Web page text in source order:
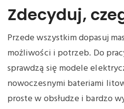
Zdecyduj,
Przede wszystkim dopasuj
możliwości i potrzeb. Do
sprawdzą się modele
nowoczesnymi bateriami
proste w obsłudze i bardzo